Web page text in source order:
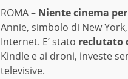
ROMA – Niente cinema
Annie, simbolo di New
Internet. E’ stato reclutato
Kindle e ai droni, investe
televisive.